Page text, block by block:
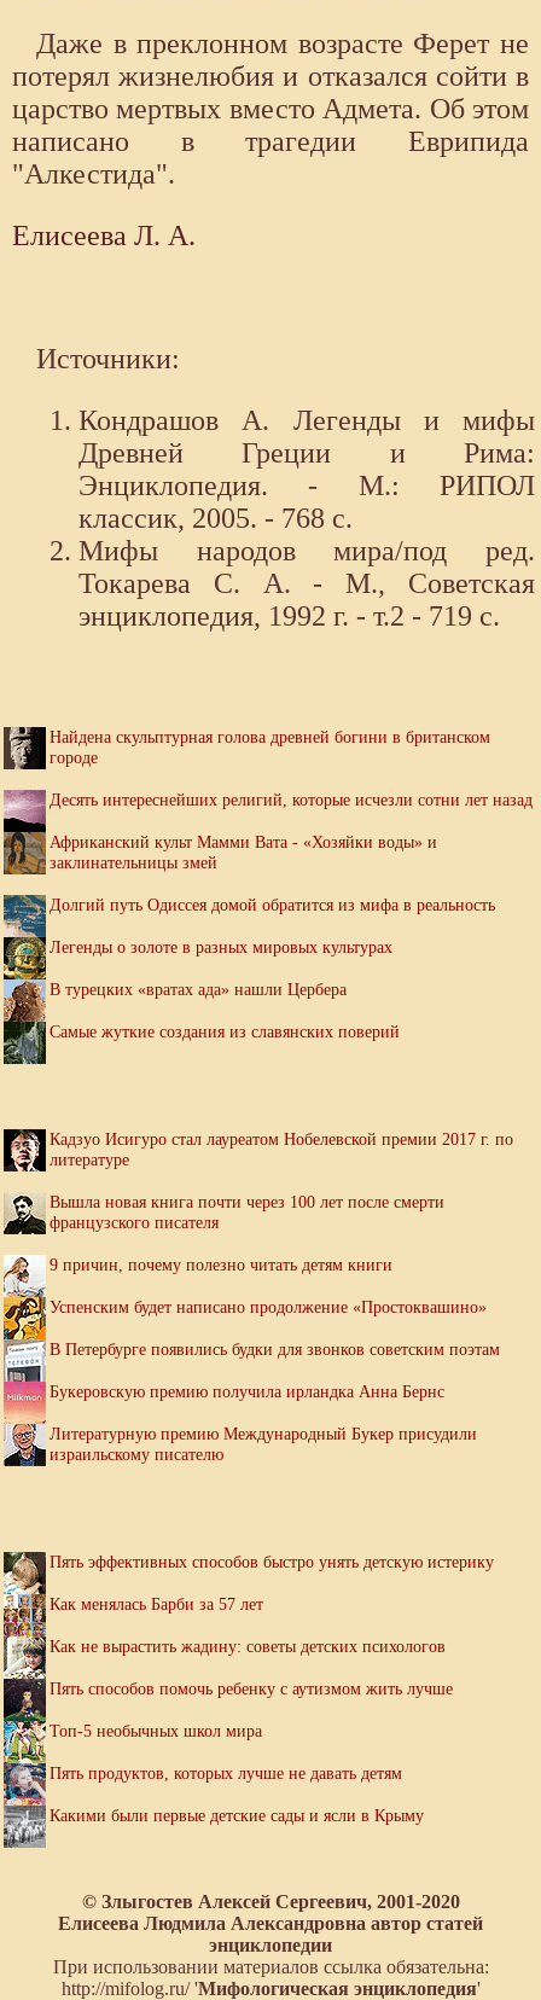
Даже в преклонном возрасте Ферет не
потерял жизнелю­бия и отказался сойти в
царство мертвых вместо Адмета. Об этом
написано в трагедии Еврипида
"Алкестида".
Елисеева Л. А.
Источники:
Кондрашов А. Легенды и мифы
Древней Греции и Рима:
Энциклопедия. - М.: РИПОЛ
классик, 2005. - 768 с.
Мифы народов мира/под ред.
Токарева С. А. - М., Советская
энциклопедия, 1992 г. - т.2 - 719 с.
Найдена скульптурная голова древней богини в британском
городе
Десять интереснейших религий, которые исчезли сотни лет назад
Африканский культ Мамми Вата - «Хозяйки воды» и
заклинательницы змей
Долгий путь Одиссея домой обратится из мифа в реальность
Легенды о золоте в разных мировых культурах
В турецких «вратах ада» нашли Цербера
Самые жуткие создания из славянских поверий
Кадзуо Исигуро стал лауреатом Нобелевской премии 2017 г. по
литературе
Вышла новая книга почти через 100 лет после смерти
французского писателя
9 причин, почему полезно читать детям книги
Успенским будет написано продолжение «Простоквашино»
В Петербурге появились будки для звонков советским поэтам
Букеровскую премию получила ирландка Анна Бернс
Литературную премию Международный Букер присудили
израильскому писателю
Пять эффективных способов быстро унять детскую истерику
Как менялась Барби за 57 лет
Как не вырастить жадину: советы детских психологов
Пять способов помочь ребенку с аутизмом жить лучше
Топ-5 необычных школ мира
Пять продуктов, которых лучше не давать детям
Какими были первые детские сады и ясли в Крыму
© Злыгостев Алексей Сергеевич, 2001-2020
Елисеева Людмила Александровна автор статей
энциклопедии
При использовании материалов ссылка обязательна:
http://mifolog.ru/ 'Мифологическая энциклопедия'